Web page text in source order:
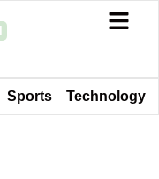
Sports Technology